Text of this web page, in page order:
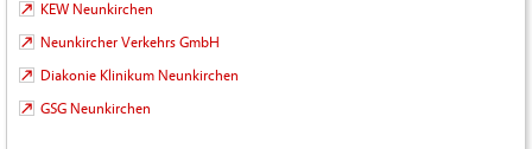
KEW Neunkirchen
Neunkircher Verkehrs GmbH
Diakonie Klinikum Neunkirchen
GSG Neunkirchen